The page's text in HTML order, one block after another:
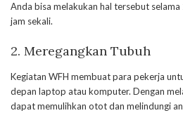
Anda bisa melakukan hal tersebut
jam sekali.
2. Meregangkan Tubuh
Kegiatan WFH membuat para pekerja
depan laptop atau komputer. Dengan
dapat memulihkan otot dan melindungi